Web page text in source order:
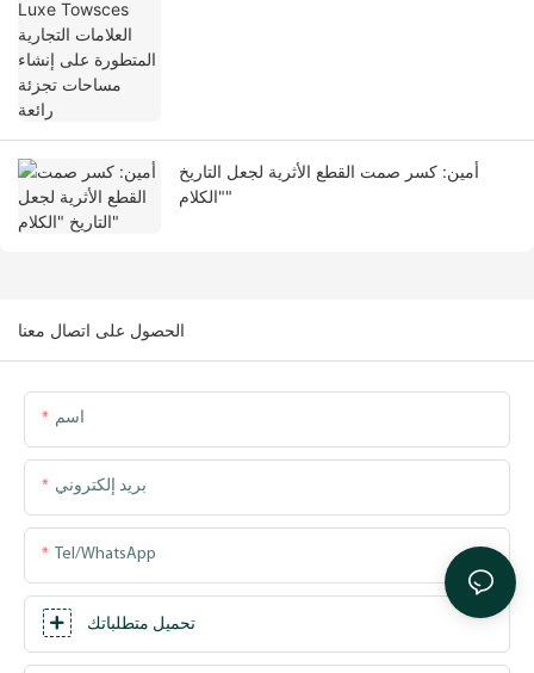
أمين: كسر صمت القطع الأثرية لجعل التاريخ
"الكلام"
الحصول على اتصال معنا
اسم
بريد إلكتروني
Tel/WhatsApp
تحميل متطلباتك